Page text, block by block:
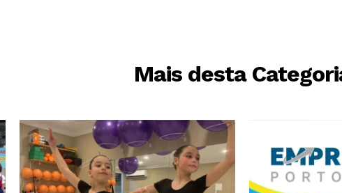
Mais desta